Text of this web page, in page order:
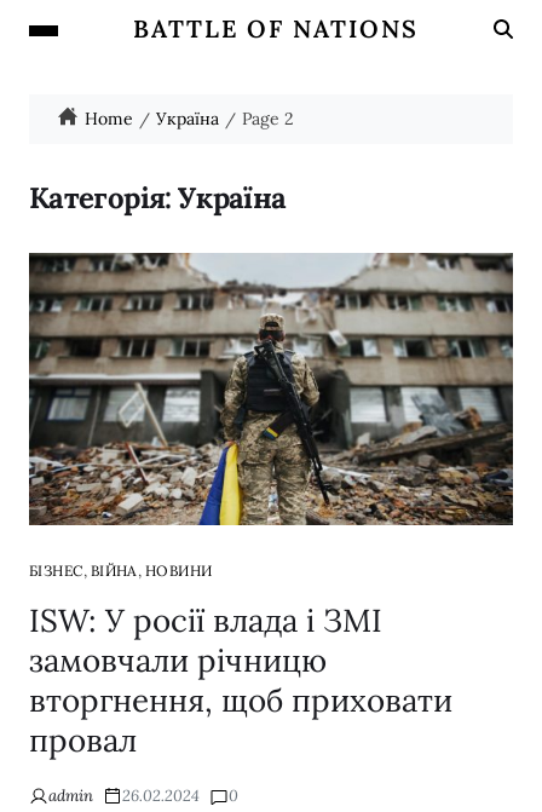
BATTLE OF NATIONS
Home Україна Page 2
Категорія:Україна
БІЗНЕС, ВІЙНА, НОВИНИ
ISW: У росії влада і ЗМІ
замовчали річницю
вторгнення, щоб приховати
провал
admin 26.02.2024 0